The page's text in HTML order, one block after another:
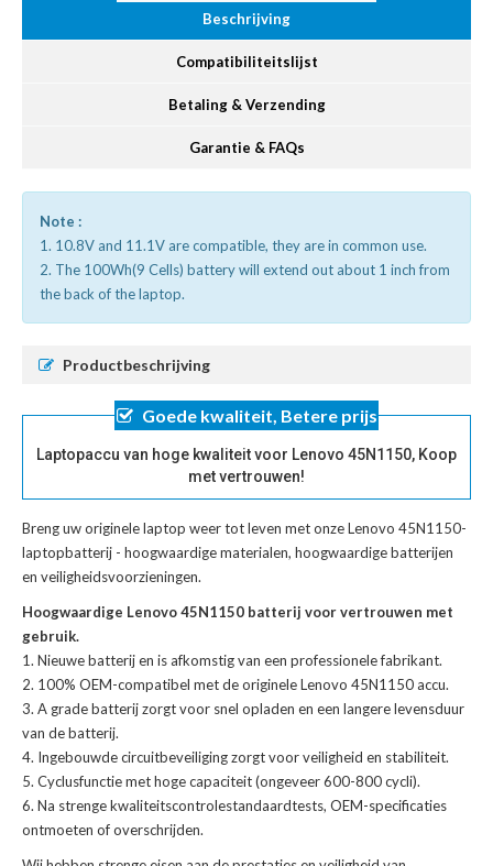
Beschrijving
Compatibiliteitslijst
Betaling & Verzending
Garantie & FAQs
Note :
1. 10.8V and 11.1V are compatible, they are in common use.
2. The 100Wh(9 Cells) battery will extend out about 1 inch from
the back of the laptop.
Productbeschrijving
Goede kwaliteit, Betere prijs
Laptopaccu van hoge kwaliteit voor Lenovo 45N1150, Koop
met vertrouwen!
Breng uw originele laptop weer tot leven met onzeLenovo 45N1150-
laptopbatterij - hoogwaardige materialen, hoogwaardige batterijen
en veiligheidsvoorzieningen.
Hoogwaardige Lenovo 45N1150 batterij voor vertrouwen met
gebruik.
Nieuwe batterij en is afkomstig van een professionele fabrikant.
100% OEM-compatibel met deoriginele Lenovo 45N1150 accu.
A grade batterij zorgt voor snel opladen en een langere levensduur
van de batterij.
Ingebouwde circuitbeveiliging zorgt voor veiligheid en stabiliteit.
Cyclusfunctie met hoge capaciteit (ongeveer 600-800 cycli).
Na strenge kwaliteitscontrolestandaardtests, OEM-specificaties
ontmoeten of overschrijden.